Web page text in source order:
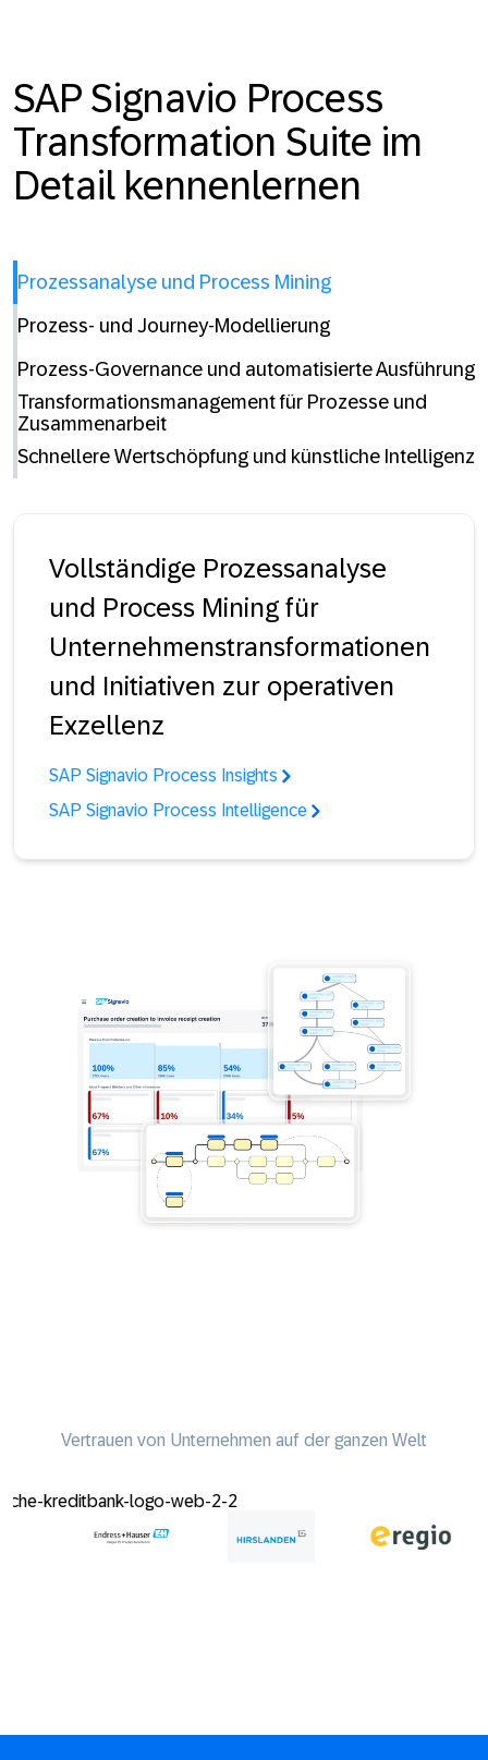
SAP Signavio Process
Transformation Suite im
Detail kennenlernen
Prozessanalyse und Process Mining
Prozess- und Journey-Modellierung
Prozess-Governance und automatisierte Ausführung
Transformationsmanagement für Prozesse und
Zusammenarbeit
Schnellere Wertschöpfung und künstliche Intelligenz
Vollständige Prozessanalyse
und Process Mining für
Unternehmenstransformationen
und Initiativen zur operativen
Exzellenz
SAP Signavio Process Insights
SAP Signavio Process Intelligence
Vertrauen von Unternehmen auf der ganzen Welt